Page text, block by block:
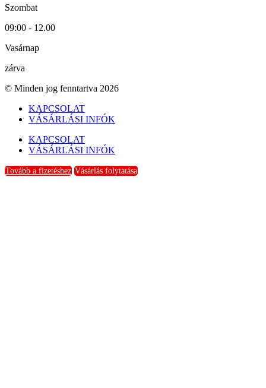
Szombat
09:00 - 12.00
Vasárnap
zárva
© Minden jog fenntartva 2026
KAPCSOLAT
VÁSÁRLÁSI INFÓK
KAPCSOLAT
VÁSÁRLÁSI INFÓK
Tovább a fizetéshez Vásárlás folytatása